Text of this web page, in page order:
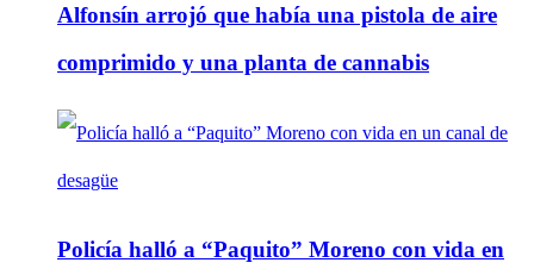
Alfonsín arrojó que había una pistola de aire
comprimido y una planta de cannabis
Policía halló a “Paquito” Moreno con vida en